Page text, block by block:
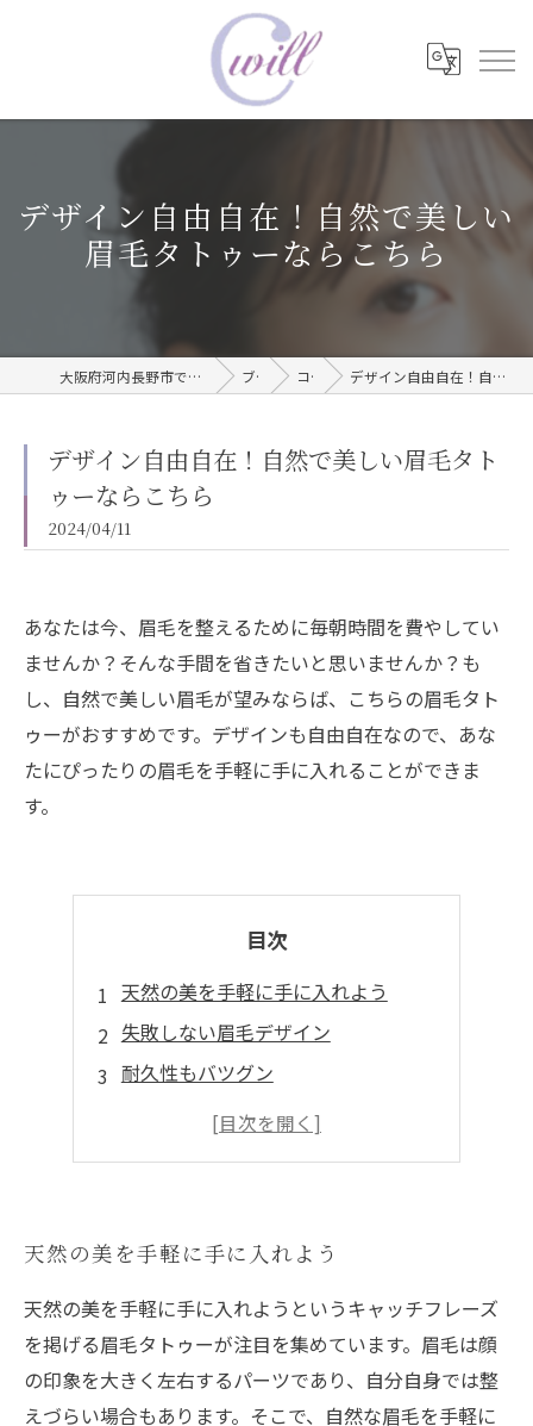
デザイン自由自在！自然で美しい
眉毛タトゥーならこちら
大阪府河内長野市で眉毛タトゥーならwill care サロン ブログ コラム デザイン自由自在！自然で美しい眉毛タトゥーならこちら
デザイン自由自在！自然で美しい眉毛タト
ゥーならこちら
2024/04/11
あなたは今、眉毛を整えるために毎朝時間を費やしてい
ませんか？そんな手間を省きたいと思いませんか？も
し、自然で美しい眉毛が望みならば、こちらの眉毛タト
ゥーがおすすめです。デザインも自由自在なので、あな
たにぴったりの眉毛を手軽に手に入れることができま
す。
目次
天然の美を手軽に手に入れよう
失敗しない眉毛デザイン
耐久性もバツグン
眉毛の形を変えたい方必見
天然の美を手軽に手に入れよう
天然の美を手軽に手に入れようというキャッチフレーズ
を掲げる眉毛タトゥーが注目を集めています。眉毛は顔
の印象を大きく左右するパーツであり、自分自身では整
えづらい場合もあります。そこで、自然な眉毛を手軽に